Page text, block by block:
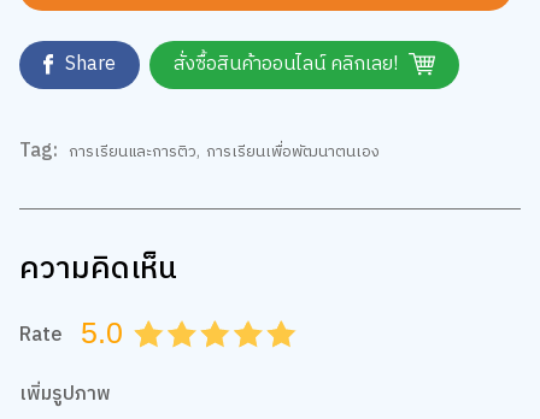
Share สั่งซื้อสินค้าออนไลน์ คลิกเลย!
ความคิดเห็น
5.0
เพิ่มรูปภาพ